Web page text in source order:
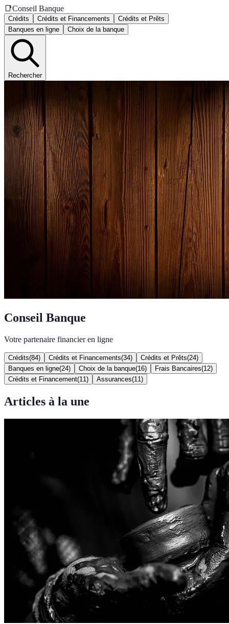
📑Conseil Banque
Crédits Crédits et Financements
Crédits et Prêts
Banques en ligne
Choix de la banque
Rechercher
Conseil Banque
Votre partenaire financier en ligne
Crédits(84) Crédits et Financements(34) Crédits et Prêts(24)
Banques en ligne(24) Choix de la banque(16) Frais Bancaires(12)
Crédits et Financement(11 ) Assurances(11 )
Articles à la une